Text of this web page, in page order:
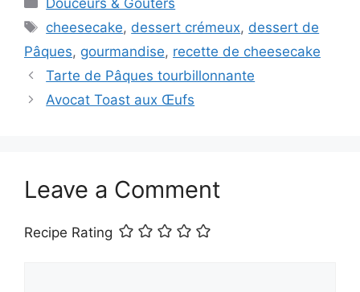
Douceurs & Goûters
Tags
cheesecake, dessert crémeux, dessert de
Pâques, gourmandise, recette de cheesecake
Tarte de Pâques tourbillonnante
Avocat Toast aux Œufs
Leave a Comment
Recipe Rating